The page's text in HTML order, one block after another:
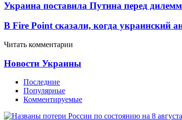
Украина поставила Путина перед
В Fire Point сказали, когда украинский
Читать комментарии
Новости Украины
Последние
Популярные
Комментируемые